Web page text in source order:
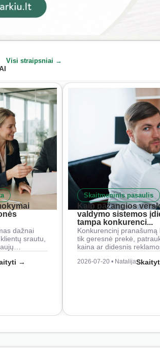
Visi straipsniai →
dažnai
srautu,
→
Skaitmeninis pasaulis
Kaip pažangios
valdymo sistemos
tampa konkurenci...
Konkurencinį pranašumą
tik geresnė prekė,
kaina ar didesnis
2026-07-20 • Natalija